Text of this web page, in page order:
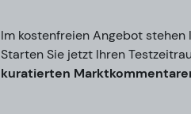
Im kostenfreien Angebot stehen
Starten Sie jetzt Ihren
kuratierten